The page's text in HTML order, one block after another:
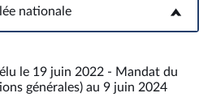
nationalenationale
le 19 juin 2022 - Mandat du
générales) au 9 juin 2024